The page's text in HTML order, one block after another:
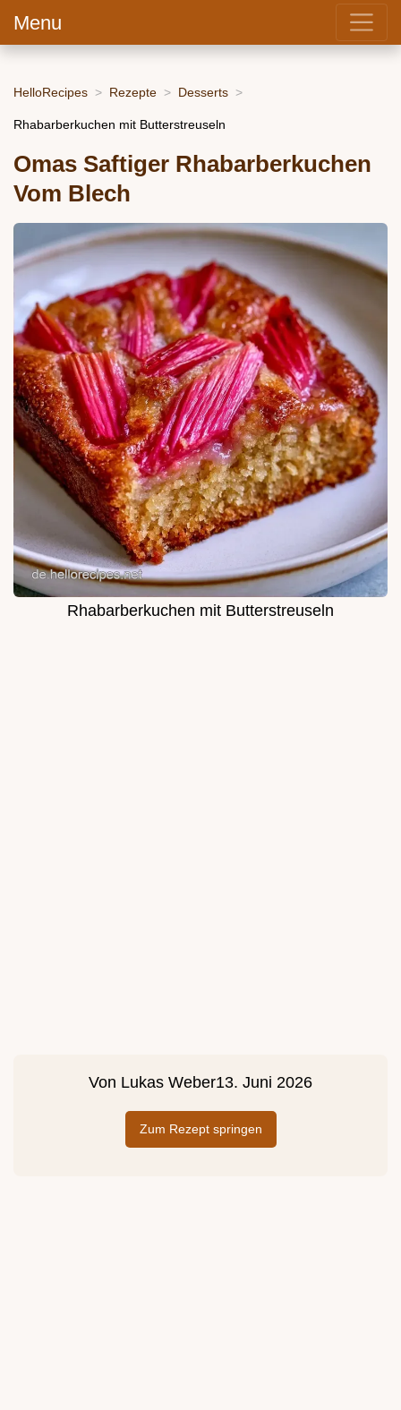
Menu
HelloRecipes Rezepte Desserts
Rhabarberkuchen mit Butterstreuseln
Omas Saftiger Rhabarberkuchen
Vom Blech
Rhabarberkuchen mit Butterstreuseln
Von Lukas Weber13. Juni 2026
Zum Rezept springen